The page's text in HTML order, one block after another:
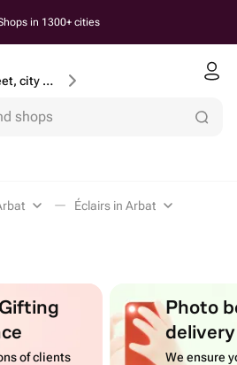
in 1300+ cities
House number, street, city or postcode
shops
Éclairs in Arbat
of clients
Photo
delivery
We ensure